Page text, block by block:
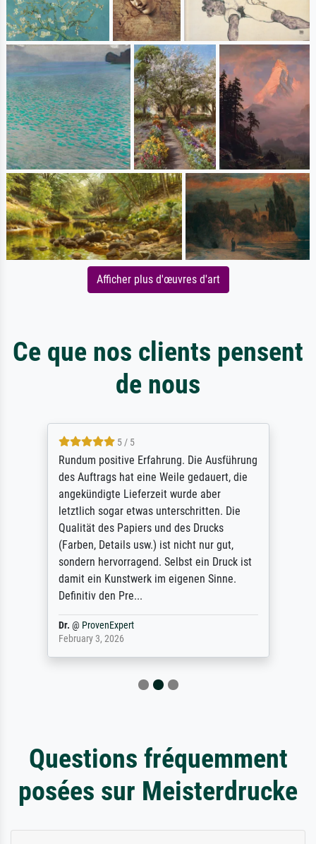
Afficher plus d'œuvres d'art
Ce que nos clients pensent
de nous
5 / 5
Rundum positive Erfahrung. Die Ausführung
des Auftrags hat eine Weile gedauert, die
angekündigte Lieferzeit wurde aber
letztlich sogar etwas unterschritten. Die
Qualität des Papiers und des Drucks
(Farben, Details usw.) ist nicht nur gut,
sondern hervorragend. Selbst ein Druck ist
damit ein Kunstwerk im eigenen Sinne.
Definitiv den Pre...
Dr. @ ProvenExpert
February 3, 2026
Questions fréquemment
posées sur Meisterdrucke